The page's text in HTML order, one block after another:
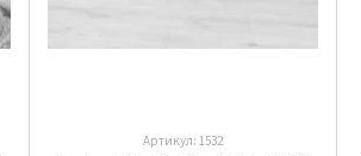
Артикул: 1532